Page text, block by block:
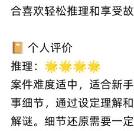
合喜欢轻松推理和享受
📔 个人评价
推理：🌟🌟🌟🌟
案件难度适中，适合新
事细节，通过设定理解
解谜。细节还原需要一